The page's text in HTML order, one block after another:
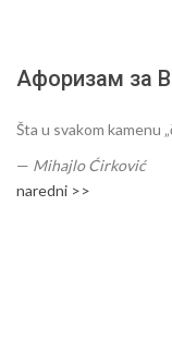
Афоризам за
Šta u svakom kamenu
— Mihajlo Ćirković
naredni >>